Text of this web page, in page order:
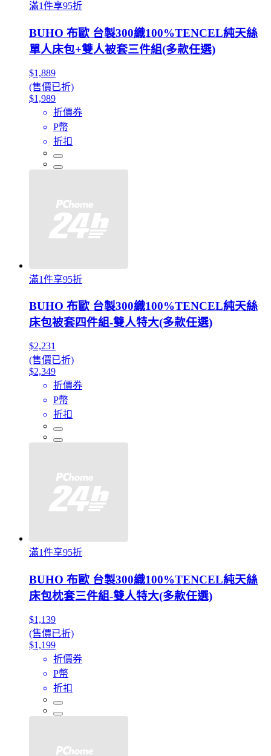
滿1件享95折
BUHO 布歐 台製300織100%TENCEL純天絲
單人床包+雙人被套三件組(多款任選)
$1,889
(售價已折)
$1,989
折價券
P幣
折扣
滿1件享95折
BUHO 布歐 台製300織100%TENCEL純天絲
床包被套四件組-雙人特大(多款任選)
$2,231
(售價已折)
$2,349
折價券
P幣
折扣
滿1件享95折
BUHO 布歐 台製300織100%TENCEL純天絲
床包枕套三件組-雙人特大(多款任選)
$1,139
(售價已折)
$1,199
折價券
P幣
折扣